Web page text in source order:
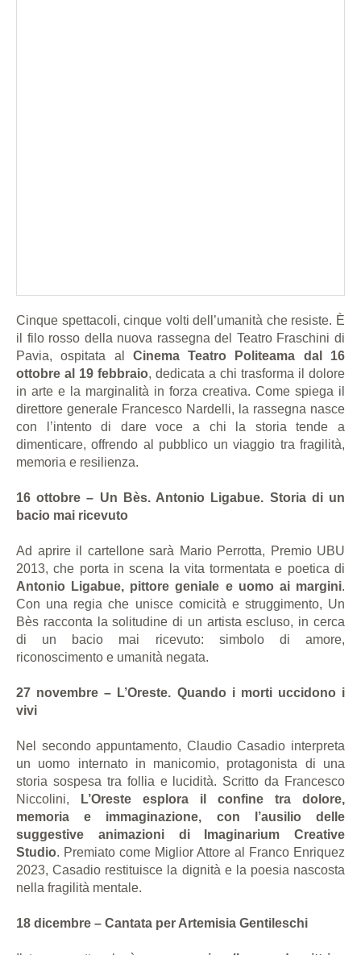
Cinque spettacoli, cinque volti dell’umanità che resiste. È
il filo rosso della nuova rassegna del Teatro Fraschini di
Pavia, ospitata al Cinema Teatro Politeama
dal 16
ottobre al 19 febbraio, dedicata a chi trasforma il dolore
in arte e la marginalità in forza creativa. Come spiega il
direttore generale Francesco Nardelli, la rassegna nasce
con l’intento di dare voce a chi la storia tende a
dimenticare, offrendo al pubblico un viaggio tra fragilità,
memoria e resilienza.
16 ottobre – Un Bès. Antonio Ligabue. Storia di un
bacio mai ricevuto
Ad aprire il cartellone sarà Mario Perrotta, Premio UBU
2013, che porta in scena la vita tormentata e poetica di
Antonio Ligabue, pittore geniale e uomo ai margini.
Con una regia che unisce comicità e struggimento, Un
Bès racconta la solitudine di un artista escluso, in cerca
di un bacio mai ricevuto: simbolo di amore,
riconoscimento e umanità negata.
27 novembre – L’Oreste. Quando i morti uccidono i
vivi
Nel secondo appuntamento, Claudio Casadio interpreta
un uomo internato in manicomio, protagonista di una
storia sospesa tra follia e lucidità. Scritto da Francesco
Niccolini,
L’Oreste esplora il confine tra dolore,
memoria e immaginazione, con l’ausilio delle
suggestive animazioni di Imaginarium Creative
Studio. Premiato come Miglior Attore al Franco Enriquez
2023, Casadio restituisce la dignità e la poesia nascosta
nella fragilità mentale.
18 dicembre – Cantata per Artemisia Gentileschi